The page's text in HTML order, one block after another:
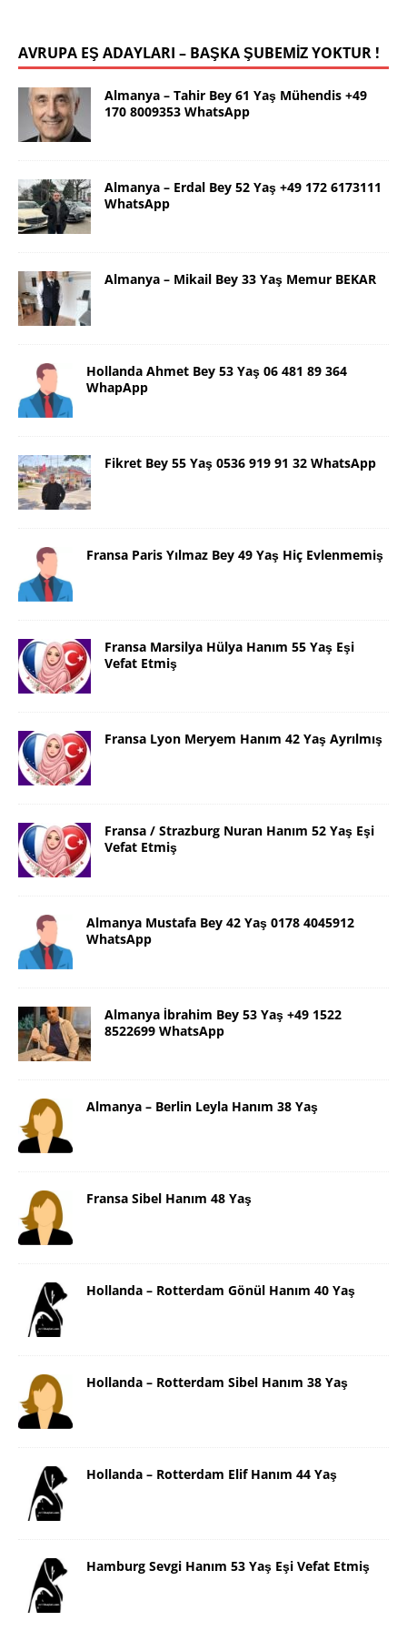
AVRUPA EŞ ADAYLARI – BAŞKA ŞUBEMİZ YOKTUR !
Almanya – Tahir Bey 61 Yaş Mühendis +49
170 8009353 WhatsApp
Almanya – Erdal Bey 52 Yaş +49 172 6173111
WhatsApp
Almanya – Mikail Bey 33 Yaş Memur BEKAR
Hollanda Ahmet Bey 53 Yaş 06 481 89 364
WhapApp
Fikret Bey 55 Yaş 0536 919 91 32 WhatsApp
Fransa Paris Yılmaz Bey 49 Yaş Hiç Evlenmemiş
Fransa Marsilya Hülya Hanım 55 Yaş Eşi
Vefat Etmiş
Fransa Lyon Meryem Hanım 42 Yaş Ayrılmış
Fransa / Strazburg Nuran Hanım 52 Yaş Eşi
Vefat Etmiş
Almanya Mustafa Bey 42 Yaş 0178 4045912
WhatsApp
Almanya İbrahim Bey 53 Yaş +49 1522
8522699 WhatsApp
Almanya – Berlin Leyla Hanım 38 Yaş
Fransa Sibel Hanım 48 Yaş
Hollanda – Rotterdam Gönül Hanım 40 Yaş
Hollanda – Rotterdam Sibel Hanım 38 Yaş
Hollanda – Rotterdam Elif Hanım 44 Yaş
Hamburg Sevgi Hanım 53 Yaş Eşi Vefat Etmiş